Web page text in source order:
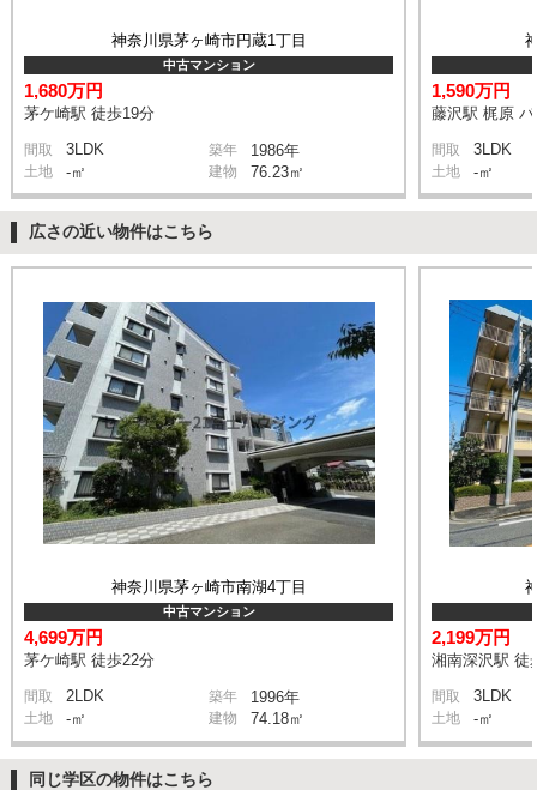
神奈川県茅ヶ崎市円蔵1丁目
中古マンション
1,680万円
茅ケ崎駅 徒歩19分
間取 3LDK 築年 1986年
土地 -㎡ 建物 76.23㎡
1,590万円
藤沢駅 梶原
間取 3LDK
土地 -㎡
広さの近い物件はこちら
神奈川県茅ヶ崎市南湖4丁目
中古マンション
4,699万円
茅ケ崎駅 徒歩22分
間取 2LDK 築年 1996年
土地 -㎡ 建物 74.18㎡
2,199万円
湘南深沢駅 徒
間取 3LDK
土地 -㎡
同じ学区の物件はこちら